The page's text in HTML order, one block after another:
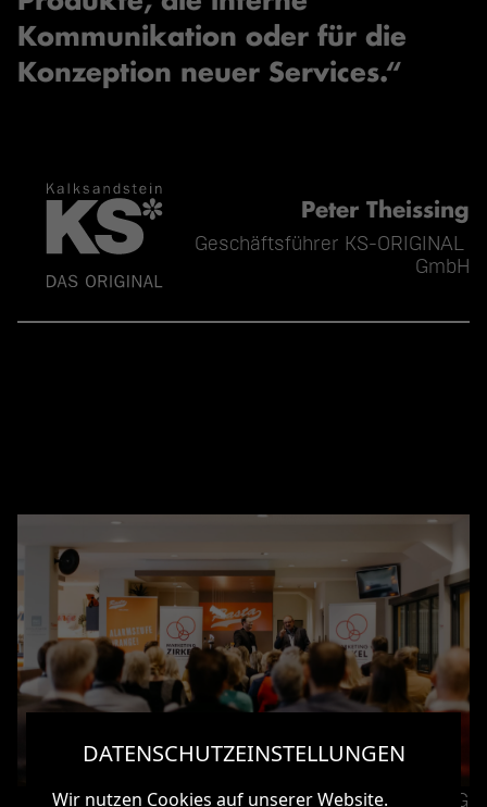
DATENSCHUTZEINSTELLUNGEN
Wir nutzen Cookies auf unserer Website.
Kommunikation oder für die
Konzeption neuer Services.“
Peter Theissing
Geschäftsführer KS-ORIGINAL
GmbH
INTERNE MARKENFÜHRUNG